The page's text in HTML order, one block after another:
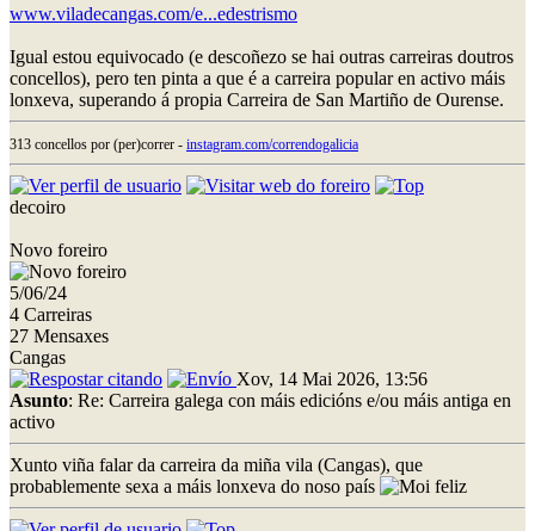
www.viladecangas.com/e...edestrismo
Igual estou equivocado (e descoñezo se hai outras carreiras doutros
concellos), pero ten pinta a que é a carreira popular en activo máis
lonxeva, superando á propia Carreira de San Martiño de Ourense.
313 concellos por (per)correr - instagram.com/correndogalicia
decoiro
Novo foreiro
5/06/24
4 Carreiras
27 Mensaxes
Cangas
Xov, 14 Mai 2026, 13:56
Asunto: Re: Carreira galega con máis edicións e/ou máis antiga en
activo
Xunto viña falar da carreira da miña vila (Cangas), que
probablemente sexa a máis lonxeva do noso país